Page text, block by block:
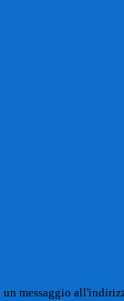
un messaggio